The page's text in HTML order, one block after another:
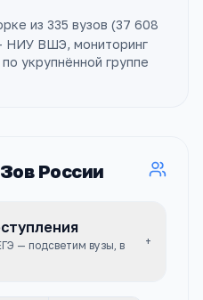
из 335 вузов (37 608
НИУ ВШЭ, мониторинг
по укрупнённой группе
России
— подсветим вузы, в
+